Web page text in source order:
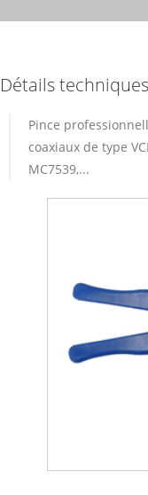
Détails techniques
Pince
coaxiaux de type
MC7539,...